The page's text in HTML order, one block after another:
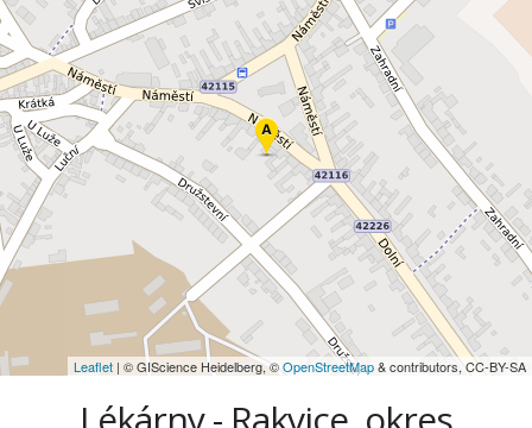
Leaflet | © GIScience Heidelberg, ©OpenStreetMap& contributors, CC-BY-SA